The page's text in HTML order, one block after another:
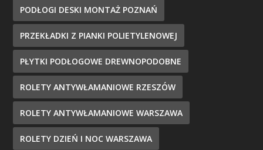
PODŁOGI DESKI MONTAŻ POZNAŃ
PRZEKŁADKI Z PIANKI POLIETYLENOWEJ
PŁYTKI PODŁOGOWE DREWNOPODOBNE
ROLETY ANTYWŁAMANIOWE RZESZÓW
ROLETY ANTYWŁAMANIOWE WARSZAWA
ROLETY DZIEŃ I NOC WARSZAWA